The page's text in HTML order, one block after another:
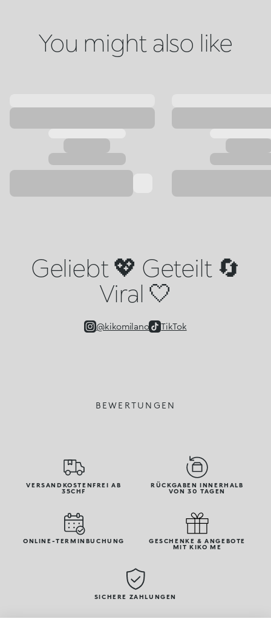
You might also like
Geliebt 💖 Geteilt 🔄
Viral 🤍
@kikomilano TikTok
BEWERTUNGEN
VERSANDKOSTENFREI AB
35CHF
RÜCKGABEN INNERHALB
VON 30 TAGEN
ONLINE-TERMINBUCHUNG
GESCHENKE & ANGEBOTE
MIT KIKO ME
SICHERE ZAHLUNGEN